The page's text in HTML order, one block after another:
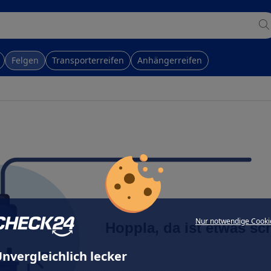
Nur notwendige
lecker
Felgen Transporterreifen Anhängerreifen
Hoppla, da ist etwas